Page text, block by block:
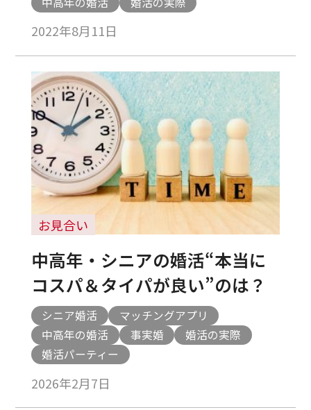
2022年8月11日
お見合い
中高年・シニアの婚活“本当に
コスパ＆タイパが良い”のは？
シニア婚活
マッチングアプリ
中高年の婚活
事実婚
婚活の実際
婚活パーティー
2026年2月7日